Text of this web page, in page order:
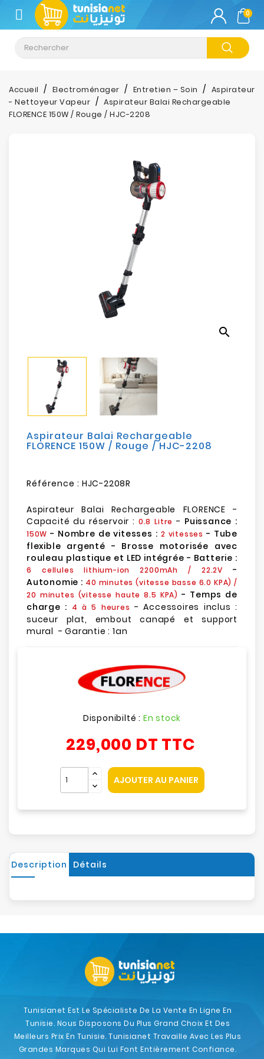
CATÉGORIE
Climatisation
Informatique
Téléphonie
Sécurité
Mobilités
Loisirs
0
Accueil Electroménager Entretien – Soin
Aspirateur
- Nettoyeur Vapeur
Aspirateur Balai Rechargeable
FLORENCE 150W / Rouge / HJC-2208
search
Aspirateur Balai Rechargeable
FLORENCE 150W / Rouge / HJC-2208
Référence : HJC-2208R
Aspirateur Balai Rechargeable FLORENCE -
Capacité du réservoir : 0.8 Litre - Puissance :
150W - Nombre de vitesses : 2 vitesses - Tube
flexible argenté - Brosse motorisée avec
rouleau plastique et LED intégrée - Batterie :
6 cellules lithium-ion 2200mAh / 22.2V
-
Autonomie : 40 minutes (vitesse basse 6.0 KPA) /
20 minutes (vitesse haute 8.5 KPA) - Temps de
charge : 4 à 5 heures - Accessoires inclus :
suceur plat, embout canapé et support
mural - Garantie : 1an
Disponibilté : En stock
229,000 DT TTC
AJOUTER AU PANIER
Description Détails
Tunisianet Est Le Spécialiste De La Vente En Ligne En
Tunisie. Nous Disposons Du Plus Grand Choix Et Des
Meilleurs Prix En Tunisie. Tunisianet Travaille Avec Les Plus
Grandes Marques Qui Lui Font Entièrement Confiance.